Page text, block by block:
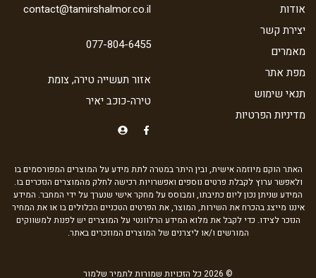
אודות
יצירת קשר
מאמרים
מפת אתר
תנאי שימוש
מדיניות הפרטיות
contact@tamirshalmor.co.il
077-804-6455
אזור תעשייה טירה, צומת
טירה-כוכב יאיר
האתר הוקם מיוזמה אישית, ובין היתר במטרה לתת מידע על המוצרים המפורסמים בו
ולאפשר ערוץ לקבלת פרטים נוספים ואפשרויות רכישה לחלק מהמוצרים הנזכרים בו.
המידע שניתן נכון ליום כתיבתו, ומבוסס על מחקר אישי שנערך על ידי המחבר. המידע
איננו מייצג בהכרח את השירות, המוצר, את הפרטים הטכניים הכלולים בו או את המחיר
הנזכר לצידו. כדי לקבל את מלוא המידע הרלוונטי על המוצרים יש לפנות למשווקים
המורשים ו/או ליצרנים של המוצרים המוזכרים באתר.
© 2026 כל הזכויות שמורות לתמיר שלמור